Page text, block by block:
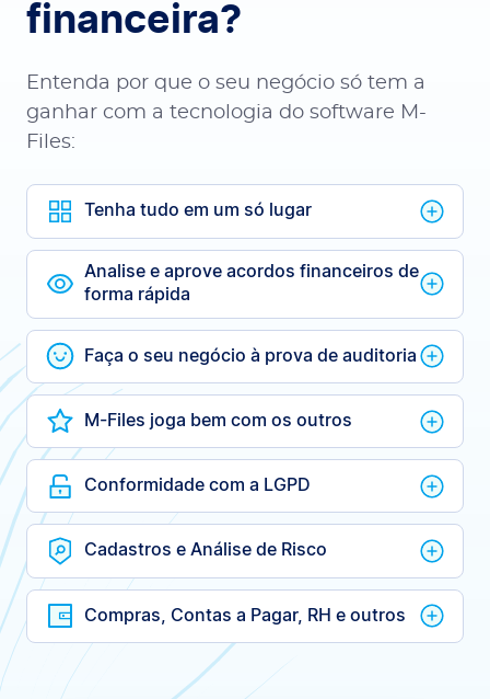
financeira?
Entenda por que o seu negócio só tem a
ganhar com a tecnologia do software M-
Files:
Tenha tudo em um só lugar
Analise e aprove acordos financeiros de
forma rápida
Faça o seu negócio à prova de auditoria
M-Files joga bem com os outros
Conformidade com a LGPD
Cadastros e Análise de Risco
Compras, Contas a Pagar, RH e outros